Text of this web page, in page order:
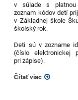
v súlade s platnou
zoznam kódov detí
v Základnej škole
školský rok.
Deti sú v zozname
(číslo elektronickej
pri zápise).
Čítať viac